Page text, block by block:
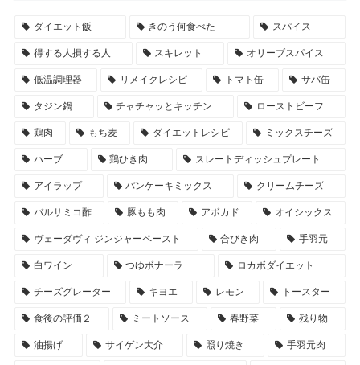
ダイエット飯 きのう何食べた スパイス
得する人損する人 スキレット オリーブスパイス
低温調理器 リメイクレシピ トマト缶 サバ缶
タジン鍋 チャチャッとキッチン ローストビーフ
鶏肉 もち麦 ダイエットレシピ ミックスチーズ
ハーブ 鶏ひき肉 スレートディッシュプレート
アイラップ パンケーキミックス クリームチーズ
バルサミコ酢 豚もも肉 アボカド オイシックス
ヴェーダヴィ ジンジャーペースト 合びき肉 手羽元
白ワイン つゆボナーラ ロカボダイエット
チーズグレーター キヨエ レモン トースター
食後の評価２ ミートソース 春野菜 残り物
油揚げ サイゲン大介 照り焼き 手羽元肉